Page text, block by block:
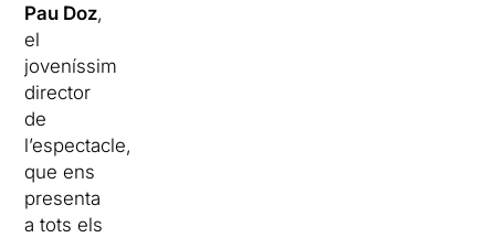
Pau Doz,
el
joveníssim
director
de
l’espectacle,
que ens
presenta
a tots els